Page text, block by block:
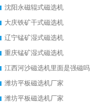
沈阳永磁辊式磁选机
大庆铁矿干式磁选机
辽宁锰矿湿式磁选机
重庆锰矿湿式磁选机
江西河沙磁选机里面是强磁吗
潍坊平板磁选机厂家
潍坊平板磁选机厂家